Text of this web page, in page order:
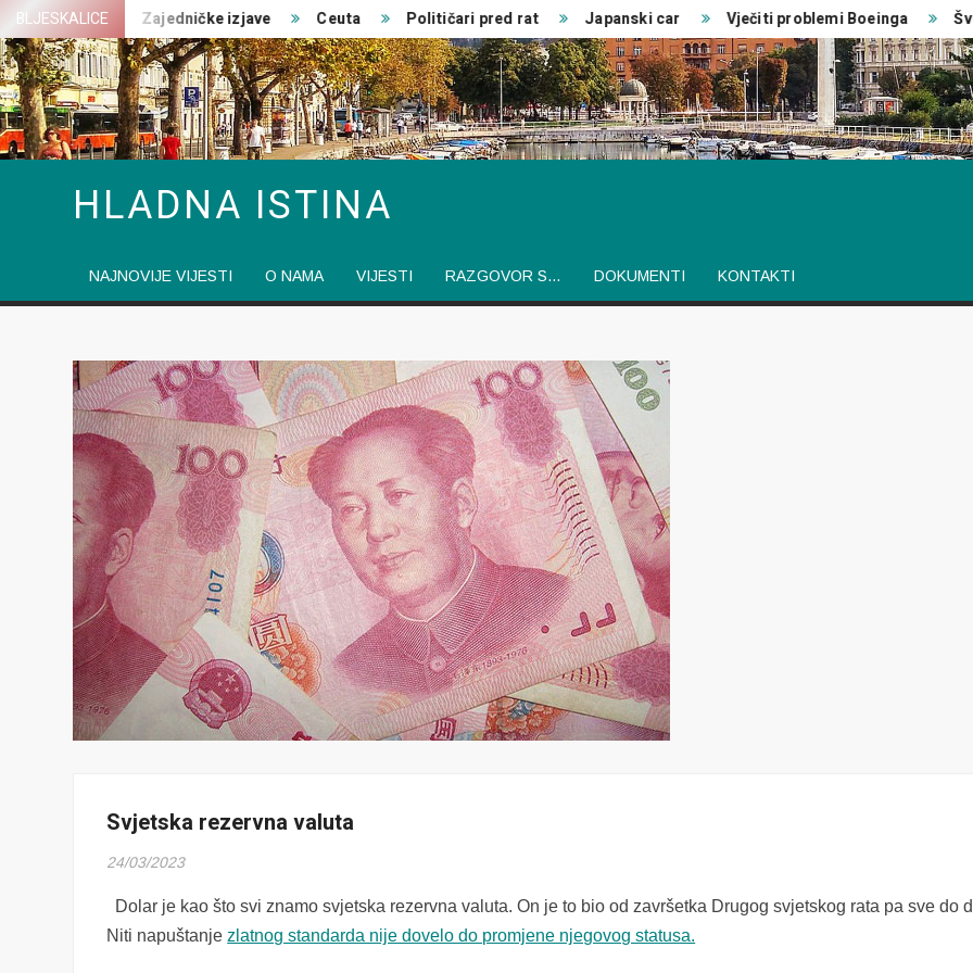
Skip
to
content
BLJESKALICE Zajedničke izjave Ceuta Političari pred rat Japanski car Vječiti problemi Boeinga
HLADNA ISTINA
NAJNOVIJE VIJESTI O NAMA VIJESTI RAZGOVOR S… DOKUMENTI KONTAKTI
Svjetska rezervna valuta
24/03/2023
Dolar je kao što svi znamo svjetska rezervna valuta. On je to bio od završetka Drugog svjetskog rata pa sve do
Niti napuštanjezlatnog standarda nije dovelo do promjene njegovog statusa.